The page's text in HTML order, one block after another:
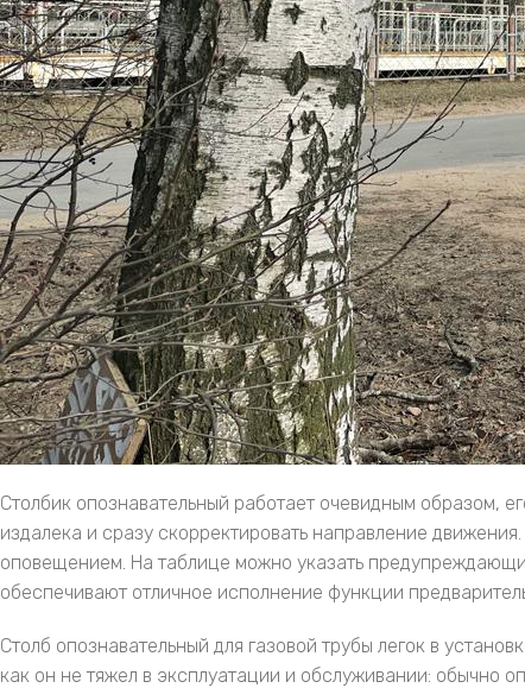
Столбик опознавательный работает очевидным образом,
издалека и сразу скорректировать направление
оповещением. На таблице можно указать
обеспечивают отличное исполнение функции
Столб опознавательный для газовой трубы легок в
как он не тяжел в эксплуатации и обслуживании: обычно